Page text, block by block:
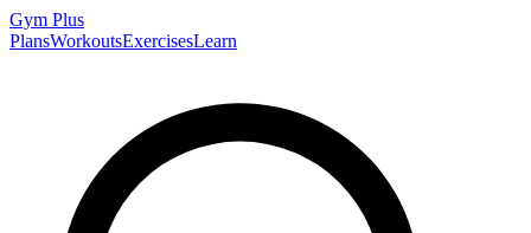
Gym Plus
PlansWorkoutsExercisesLearn